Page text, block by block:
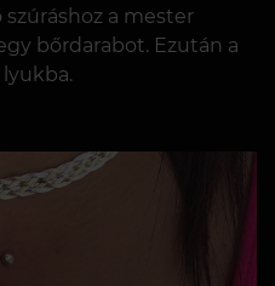
a mester
bőrdarabot. Ezután a